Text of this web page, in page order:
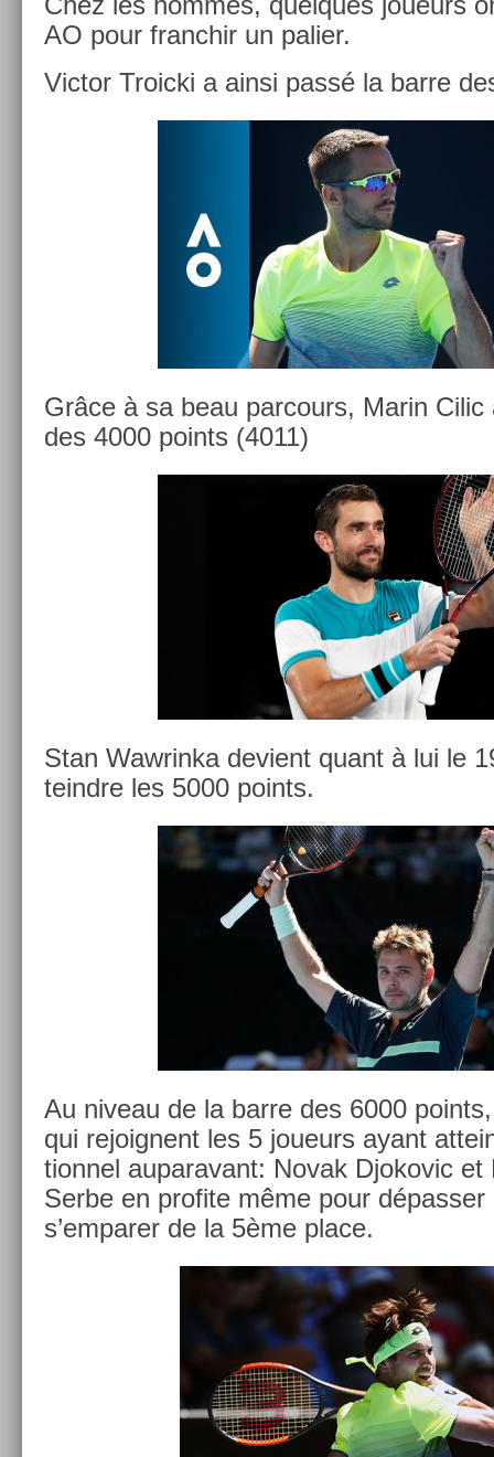
AO pour franchir un pali­er.
Vic­tor Troic­ki a ainsi passé la barre
Grâce à sa beau par­cours, Marin
des 4000 points (4011)
Stan Waw­rinka de­vient quant à lui le
teindre les 5000 points.
Au niveau de la barre des 6000
qui re­joig­nent les 5 joueurs ayant
tion­nel auparavant: Novak Djokovic et
Serbe en pro­fite même pour
s’em­par­er de la 5ème place.